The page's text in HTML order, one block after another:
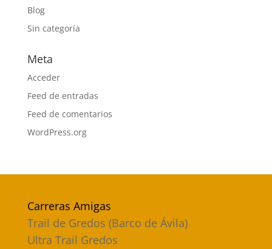
Blog
Sin categoría
Meta
Acceder
Feed de entradas
Feed de comentarios
WordPress.org
Carreras Amigas
Trail de Gredos (Barco de Ávila)
Ultra Trail Gredos